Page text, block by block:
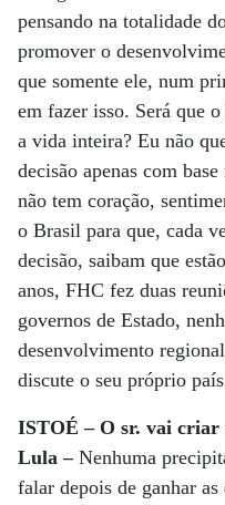
pensando na totalidade
promover o
que somente ele, num
em fazer isso. Será que
a vida inteira? Eu não
decisão apenas com
não tem coração,
o Brasil para que, cada
decisão, saibam que
anos, FHC fez duas
governos de Estado,
desenvolvimento
discute o seu próprio
ISTOÉ – O sr. vai criar
Lula –Nenhuma
falar depois de ganhar